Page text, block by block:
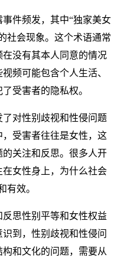
件频发，其中“独家美女
社会现象。这个术语通常
没有其本人同意的情况
频可能包含个人生活、
受害者的隐私权。
对性别歧视和性侵问题
受害者往往是女性，这
关注和反思。很多人开
女性身上，为什么社会
有效。
思性别平等和女性权益
到，性别歧视和性侵问
和文化的问题，需要从